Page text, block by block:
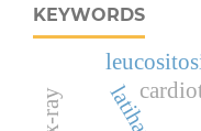
KEYWORDS